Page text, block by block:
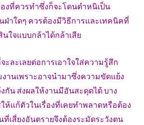
งที่ควรทำซึ่งก็จะโดนตำหนิเป็น
ฝ่าใดๆ ควรต้องมีวิธีการและเทคนิคที่
ใจแบบกล้าได้กล้าเสีย
ละเลยต่อการเอาใจใส่ความรู้สึก
านเพราะอาจนำมาซึ่งความขัดแย้ง
งกัน ส่งผลให้งานมีอันสะดุดได้ บาง
ห้แก้ตัวในเรื่องที่เคยทำพลาดหรือต้อง
ที่เสี่ยงอันตรายจึงต้องระมัดระวังตน